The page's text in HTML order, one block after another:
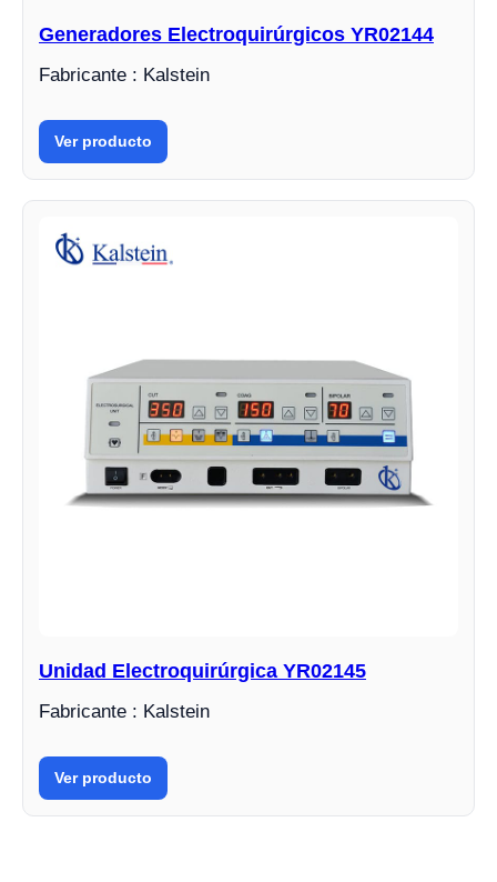
Generadores Electroquirúrgicos YR02144
Fabricante : Kalstein
Ver producto
Unidad Electroquirúrgica YR02145
Fabricante : Kalstein
Ver producto